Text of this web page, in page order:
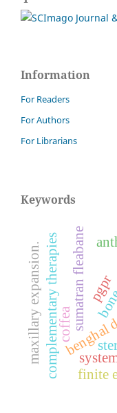
Information
For Readers
For Authors
For Librarians
Keywords
sumatran fleabane
complementary therapies finite
maxillary expansion. coffea
pgpr